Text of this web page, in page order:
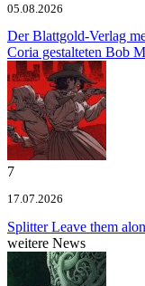
05.08.2026
Der Blattgold-Verlag
Coria gestalteten Bob
7
17.07.2026
SplitterLeave them
weitere News